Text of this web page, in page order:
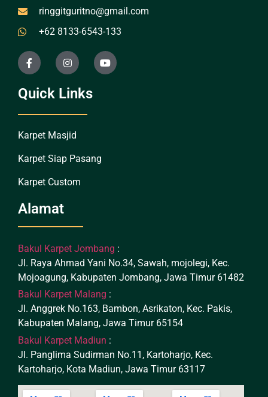
ringgitguritno@gmail.com
+62 8133-6543-133
Quick Links
Karpet Masjid
Karpet Siap Pasang
Karpet Custom
Alamat
Bakul Karpet Jombang :
Jl. Raya Ahmad Yani No.34, Sawah, mojolegi, Kec.
Mojoagung, Kabupaten Jombang, Jawa Timur 61482
Bakul Karpet Malang :
Jl. Anggrek No.163, Bambon, Asrikaton, Kec. Pakis,
Kabupaten Malang, Jawa Timur 65154
Bakul Karpet Madiun :
Jl. Panglima Sudirman No.11, Kartoharjo, Kec.
Kartoharjo, Kota Madiun, Jawa Timur 63117